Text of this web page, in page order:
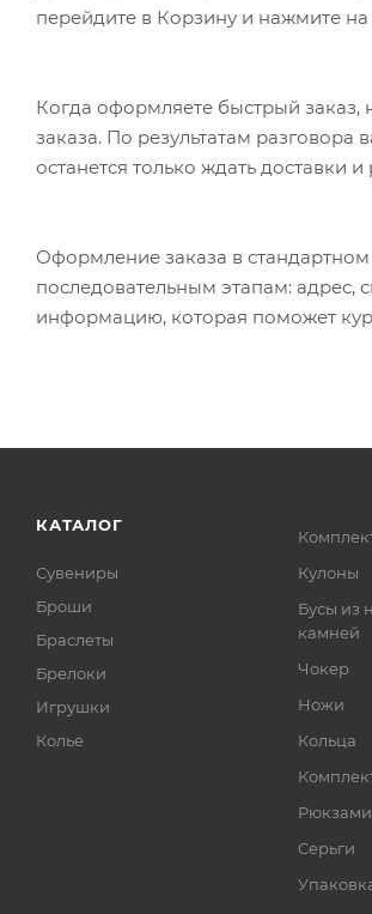
перейдите в Корзину и нажмите
Когда оформляете быстрый
заказа. По результатам
останется только ждать доставки
Оформление заказа в
последовательным этапам: адрес,
информацию, которая поможет
КАТАЛОГ
Сувениры
Броши
Браслеты
Брелоки
Игрушки
Колье
Кулоны
Бусы из
камней
Чокер
Ножи
Кольца
Серьги